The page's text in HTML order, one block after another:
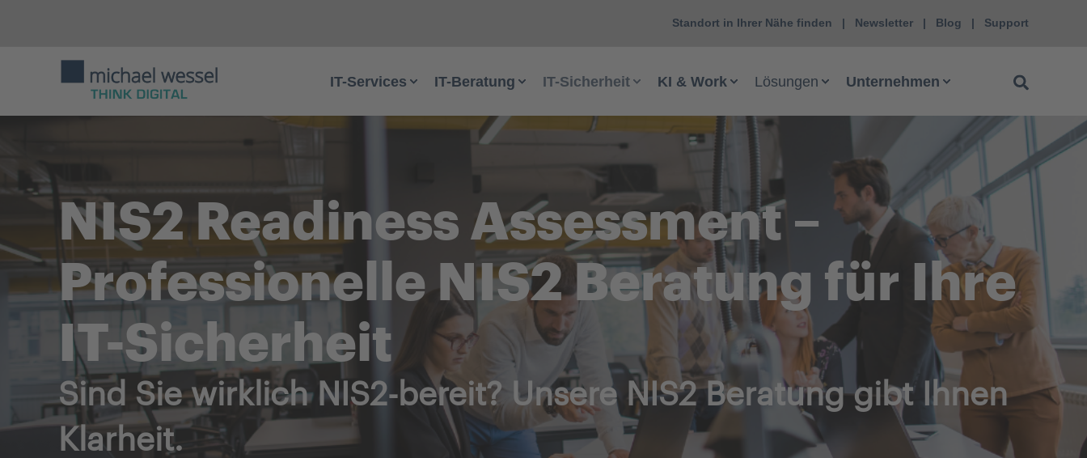
Standort in Ihrer Nähe finden Newsletter Blog Support
IT-Services IT-Beratung IT-Sicherheit KI & Work Lösungen Unternehmen
NIS2 Readiness Assessment –
Professionelle NIS2 Beratung für Ihre
IT-Sicherheit
Sind Sie wirklich NIS2-bereit? Unsere NIS2 Beratung gibt Ihnen
Klarheit.